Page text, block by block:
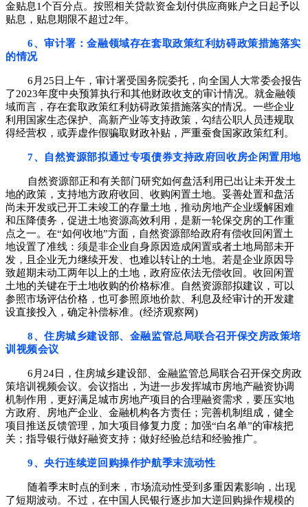
金贴息1个百分点。按照相关贷款资金划付供应商账户之日起予以
贴息，贴息期限不超过2年。
6、审计署：金融领域存在套取政策红利妨碍政策措施落实
的情况
6月25日上午，审计署受国务院委托，向全国人大常委会报告
了2023年度中央预算执行和其他财政收支的审计情况。就金融领
域而言，存在套取政策红利妨碍政策措施落实的情况。一些企业
利用国家生态保护、高新产业等支持政策，勾结公职人员违规取
得经营权，或弄虚作假骗取财政补贴，严重蚕食国家政策红利。
7、自然资源部拟通过专项债券支持政府回收房企闲置用地
自然资源部正和有关部门研究如何盘活利用已出让未开发土
地的政策，支持地方政府收回、收购闲置土地。妥善处置和盘活
尚未开发或已开工未竣工的存量土地，推动房地产企业缓解困难
和压降债务，促进土地资源高效利用，是新一轮保交房的工作重
点之一。在“如何收地”方面，自然资源部给政府有偿收回闲置土
地设置了准线：须是非企业自身原因造成闲置或者土地局部未开
发，且企业无力继续开发、也难以转让的土地。若是企业原因导
致超期未动工两年以上的土地，政府应依法无偿收回。收回闲置
土地的关键在于土地收购的价格标准。自然资源部拟建议，可以
参照市场评估价格，也可参照原地价款、利息及经审计的开发建
设直接投入，确定补偿标准。(经济观察网)
8、住房城乡建设部、金融监管总局联合召开保交房政策培
训视频会议
6月24日，住房城乡建设部、金融监管总局联合召开保交房政
策培训视频会议。会议指出，为进一步发挥城市房地产融资协调
机制作用，更好满足城市房地产项目的合理融资需求，要压实地
方政府、房地产企业、金融机构各方责任；完善机制组成，健全
项目推送反馈管理，加大项目修复力度；加强“白名单”的审核把
关；指导银行做好融资支持；做好经验总结和经验推广。
9、央行连续逆回购操作护航季末流动性
随着季末时点的到来，市场流动性受到多重因素影响，出现
了短期波动。不过，在中国人民银行逐步加大逆回购操作规模的